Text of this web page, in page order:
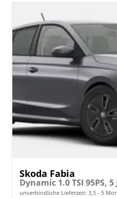
Skoda Fabia
unverbindliche Lieferzeit: 3,5 - 5